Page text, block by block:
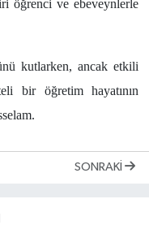
öğrenci ve ebeveynlerle
kutlarken, ancak etkili
bir öğretim hayatının
SONRAKI